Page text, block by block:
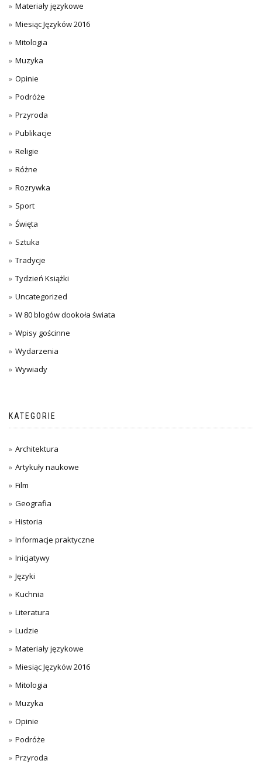
Materiały językowe
Miesiąc Języków 2016
Mitologia
Muzyka
Opinie
Podróże
Przyroda
Publikacje
Religie
Różne
Rozrywka
Sport
Święta
Sztuka
Tradycje
Tydzień Książki
Uncategorized
W 80 blogów dookoła świata
Wpisy gościnne
Wydarzenia
Wywiady
KATEGORIE
Architektura
Artykuły naukowe
Film
Geografia
Historia
Informacje praktyczne
Inicjatywy
Języki
Kuchnia
Literatura
Ludzie
Materiały językowe
Miesiąc Języków 2016
Mitologia
Muzyka
Opinie
Podróże
Przyroda